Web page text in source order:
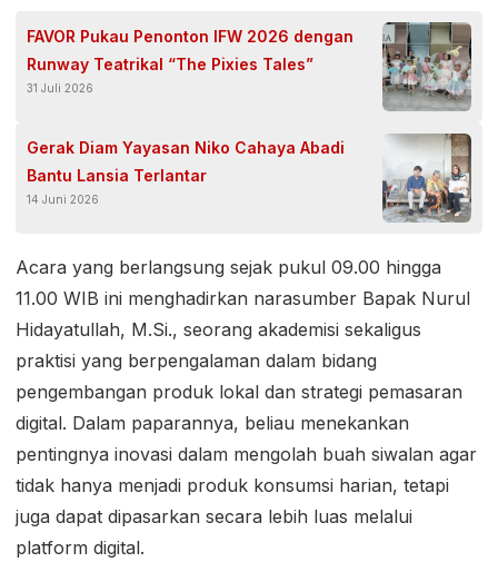
FAVOR Pukau Penonton IFW 2026 dengan
Runway Teatrikal “The Pixies Tales”
31 Juli 2026
Gerak Diam Yayasan Niko Cahaya Abadi
Bantu Lansia Terlantar
14 Juni 2026
Acara yang berlangsung sejak pukul 09.00 hingga
11.00 WIB ini menghadirkan narasumber Bapak Nurul
Hidayatullah, M.Si., seorang akademisi sekaligus
praktisi yang berpengalaman dalam bidang
pengembangan produk lokal dan strategi pemasaran
digital. Dalam paparannya, beliau menekankan
pentingnya inovasi dalam mengolah buah siwalan agar
tidak hanya menjadi produk konsumsi harian, tetapi
juga dapat dipasarkan secara lebih luas melalui
platform digital.